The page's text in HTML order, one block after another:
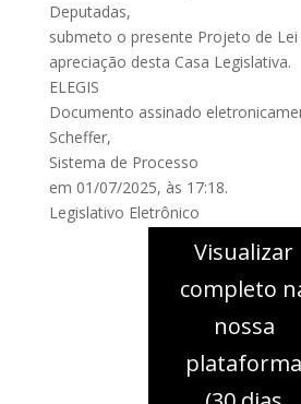
Deputadas,
submeto o presente Projeto de
apreciação desta Casa Legislativa.
ELEGIS
Documento assinado
Scheffer,
Sistema de Processo
em 01/07/2025, às 17:18.
Legislativo Eletrônico
Visualizar
completo
nossa
plataforma